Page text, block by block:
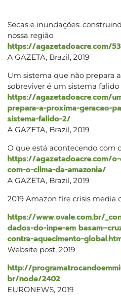
Secas e inundações:
nossa região
https://agazetadoacre.com/
A GAZETA, Brazil, 2019
Um sistema que não prepara
sobreviver é um sistema falido
https://agazetadoacre.com/
prepara-a-proxima-geracao-
sistema-falido-2/
A GAZETA, Brazil, 2019
O que está acontecendo com
https://agazetadoacre.com/
com-o-clima-da-amazonia/
A GAZETA, Brazil, 2019
2019 Amazon fire crisis media
https://www.ovale.com.br/
dados-do-inpe-em
contra-aquecimento-
Website post, 2019
http://
br/node/2402
EURONEWS, 2019